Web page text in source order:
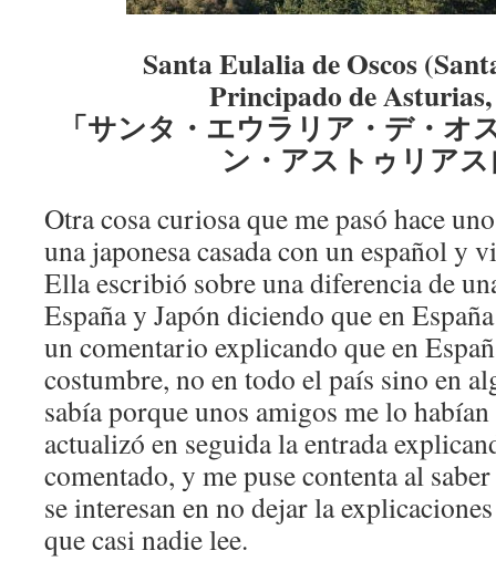
Santa Eulalia de Oscos
Principado de
「サンタ・エウラリア・デ・オ
ン・アストゥリア
Otra cosa curiosa que me pasó hace
una japonesa casada con un español y
Ella escribió sobre una diferencia de
España y Japón diciendo que en
un comentario explicando que en
costumbre, no en todo el país sino en
sabía porque unos amigos me lo
actualizó en seguida la entrada
comentado, y me puse contenta al
se interesan en no dejar la
que casi nadie lee.